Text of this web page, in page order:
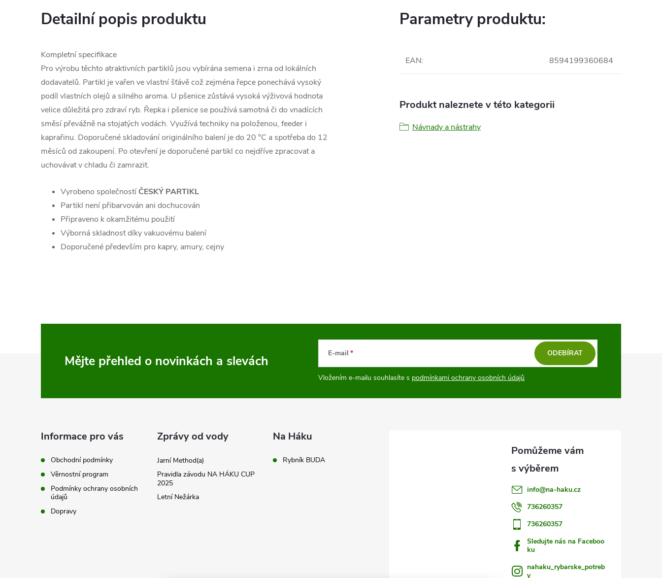
Detailní popis produktu
Kompletní specifikace
Pro výrobu těchto atraktivních partiklů jsou vybírána semena i zrna od lokálních
dodavatelů. Partikl je vařen ve vlastní šťávě což zejména řepce ponechává vysoký
podíl vlastních olejů a silného aroma. U pšenice zůstává vysoká výživová hodnota
velice důležitá pro zdraví ryb. Řepka i pšenice se používá samotná či do vnadících
směsí převážně na stojatých vodách. Využívá techniky na položenou, feeder i
kaprařinu. Doporučené skladování originálního balení je do 20 °C a spotřeba do 12
měsíců od zakoupení. Po otevření je doporučené partikl co nejdříve zpracovat a
uchovávat v chladu či zamrazit.
Vyrobeno společností ČESKÝ PARTIKL
Partikl není přibarvován ani dochucován
Připraveno k okamžitému použití
Výborná skladnost díky vakuovému balení
Doporučené především pro kapry, amury, cejny
Parametry produktu:
EAN: 8594199360684
Produkt naleznete v této kategorii
Návnady a nástrahy
Mějte přehled o novinkách a slevách E-mail
Vložením e-mailu souhlasíte s podmínkami ochrany osobních údajů
ODEBÍRAT
Informace pro vás
Obchodní podmínky
Věrnostní program
Podmínky ochrany osobních
údajů
Dopravy
Zprávy od vody
Jarní Method(a)
Pravidla závodu NA HÁKU CUP
2025
Letní Nežárka
Na Háku
Rybník BUDA
info@na-haku.cz
736260357
736260357
Sledujte nás na Faceboo
ku
nahaku_rybarske_potreb
y